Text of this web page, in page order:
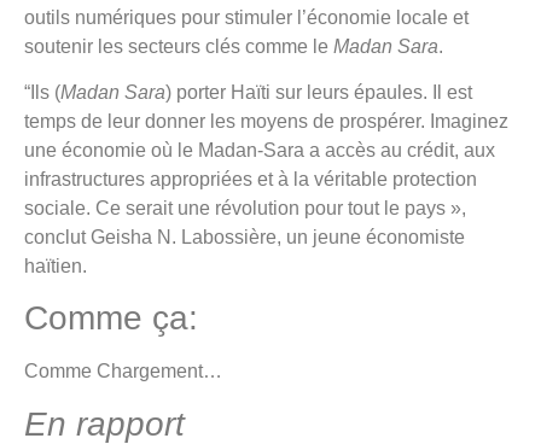
outils numériques pour stimuler l’économie locale et
soutenir les secteurs clés comme le Madan Sara.
“Ils (Madan Sara) porter Haïti sur leurs épaules. Il est
temps de leur donner les moyens de prospérer. Imaginez
une économie où le Madan-Sara a accès au crédit, aux
infrastructures appropriées et à la véritable protection
sociale. Ce serait une révolution pour tout le pays »,
conclut Geisha N. Labossière, un jeune économiste
haïtien.
Comme ça:
Comme Chargement…
En rapport